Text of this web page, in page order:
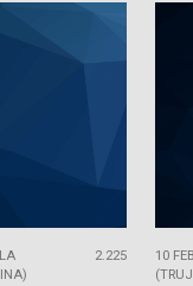
2.225
10